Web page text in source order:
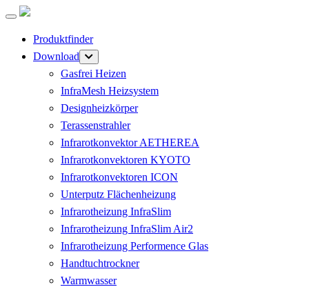
Produktfinder
Download
Gasfrei Heizen
InfraMesh Heizsystem
Designheizkörper
Terassenstrahler
Infrarotkonvektor AETHEREA
Infrarotkonvektoren KYOTO
Infrarotkonvektoren ICON
Unterputz Flächenheizung
Infrarotheizung InfraSlim
Infrarotheizung InfraSlim Air2
Infrarotheizung Performence Glas
Handtuchtrockner
Warmwasser